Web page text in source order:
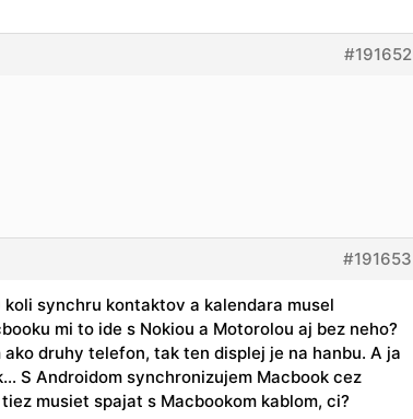
#191652
#191653
synchru kontaktov a kalendara musel
mi to ide s Nokiou a Motorolou aj bez neho?
druhy telefon, tak ten displej je na hanbu. A ja
S Androidom synchronizujem Macbook cez
musiet spajat s Macbookom kablom, ci?